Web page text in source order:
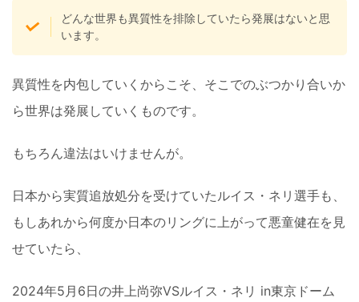
どんな世界も異質性を排除していたら発展はないと思
います。
異質性を内包していくからこそ、そこでのぶつかり合いか
ら世界は発展していくものです。
もちろん違法はいけませんが。
日本から実質追放処分を受けていたルイス・ネリ選手も、
もしあれから何度か日本のリングに上がって悪童健在を見
せていたら、
2024年5月6日の井上尚弥VSルイス・ネリ in東京ドーム